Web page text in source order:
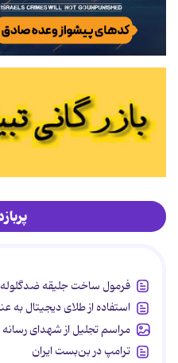
فرمول ساخت جلیقه ضدگلوله
استفاده از طلای دیجیتال به
مراسم تجلیل از شهدای
ترامپ در بن‌بست ایران